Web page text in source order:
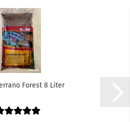
Forest 8 Liter